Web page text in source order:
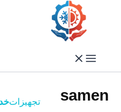
samen
تجهیزات